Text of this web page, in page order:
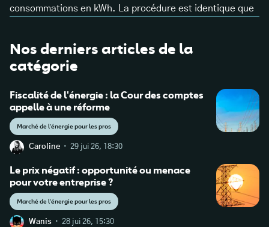
consommations en kWh. La procédure est identique que
uniquement de vos appareils et de leur utilisation. En
revanche, l'abonnement triphasé est parfois légèrement
pouvez utiliser plus d’électricité simultanément.
Nos derniers articles de la
catégorie
Fiscalité de l'énergie : la Cour des comptes
appelle à une réforme
Marché de l'énergie pour les pros
Caroline · 29 jui 26, 18:30
Le prix négatif : opportunité ou menace
pour votre entreprise ?
Marché de l'énergie pour les pros
Wanis · 28 jui 26, 15:30